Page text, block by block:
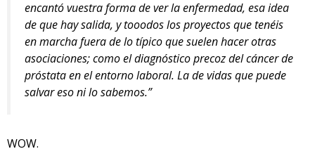
encantó vuestra forma de ver la enfermedad, esa idea
de que hay salida, y tooodos los proyectos que tenéis
en marcha fuera de lo típico que suelen hacer otras
asociaciones; como el diagnóstico precoz del cáncer de
próstata en el entorno laboral. La de vidas que puede
salvar eso ni lo sabemos.”
WOW.